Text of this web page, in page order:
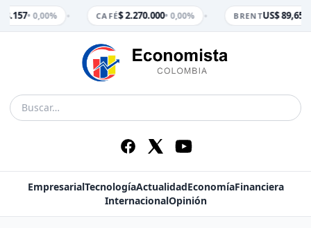
• 0,00% CAFÉ$ 2.270.000• 0,00% BRENTUS$ 89,65•
EmpresarialTecnologíaActualidadEconomíaFinanciera
InternacionalOpinión